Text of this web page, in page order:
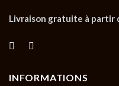
Livraison gratuite à partir
INFORMATIONS